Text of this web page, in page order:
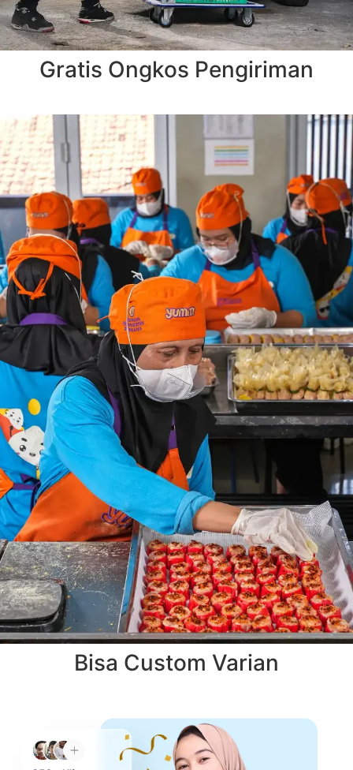
Gratis Ongkos Pengiriman
Bisa Custom Varian